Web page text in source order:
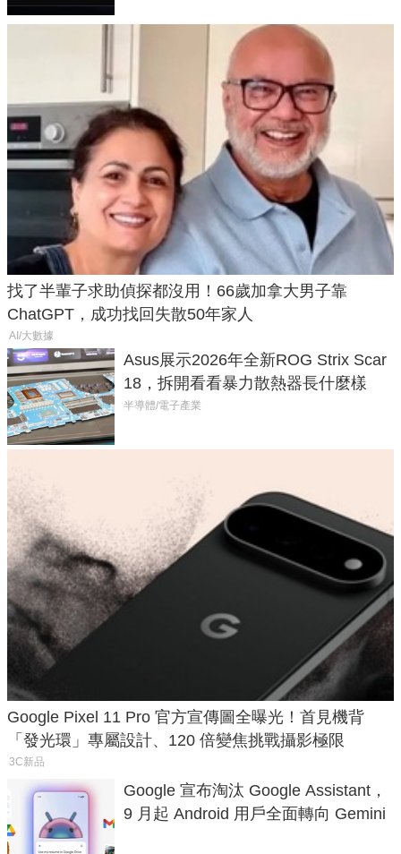
找了半輩子求助偵探都沒用！66歲加拿大男子靠
ChatGPT，成功找回失散50年家人
AI/大數據
Asus展示2026年全新ROG Strix Scar
18，拆開看看暴力散熱器長什麼樣
半導體/電子產業
Google Pixel 11 Pro 官方宣傳圖全曝光！首見機背
「發光環」專屬設計、120 倍變焦挑戰攝影極限
3C新品
Google 宣布淘汰 Google Assistant，
9 月起 Android 用戶全面轉向 Gemini